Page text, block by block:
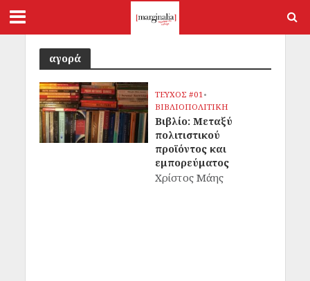
αγορά
ΤΕΥΧΟΣ #01•
ΒΙΒΛΙΟΠΟΛΙΤΙΚΗ
Βιβλίο: Μεταξύ
πολιτιστικού
προϊόντος και
εμπορεύματος
Χρίστος Μάης